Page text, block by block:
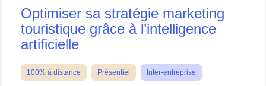
Optimiser sa stratégie marketing
touristique grâce à l’intelligence
artificielle
100% à distance Présentiel Inter-entreprise